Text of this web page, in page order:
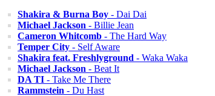
Shakira & Burna Boy - Dai Dai
Michael Jackson - Billie Jean
Cameron Whitcomb - The Hard Way
Temper City - Self Aware
Shakira feat. Freshlyground - Waka Waka
Michael Jackson - Beat It
DA TI - Take Me There
Rammstein - Du Hast